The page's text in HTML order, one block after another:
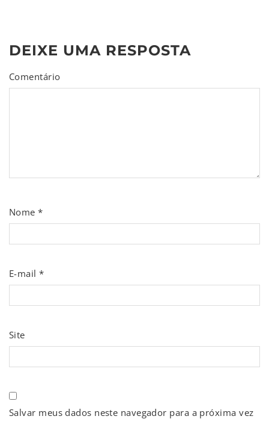
DEIXE UMA RESPOSTA
Comentário
Nome*
E-mail*
Site
Salvar meus dados neste navegador para a próxima vez